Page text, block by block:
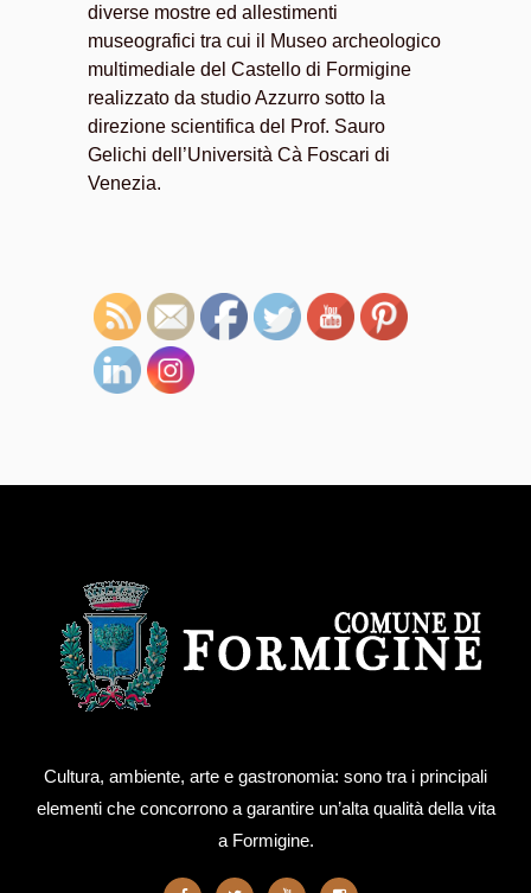
diverse mostre ed allestimenti
museografici tra cui il Museo archeologico
multimediale del Castello di Formigine
realizzato da studio Azzurro sotto la
direzione scientifica del Prof. Sauro
Gelichi dell’Università Cà Foscari di
Venezia.
Cultura, ambiente, arte e gastronomia: sono tra i principali
elementi che concorrono a garantire un’alta qualità della vita
a Formigine.